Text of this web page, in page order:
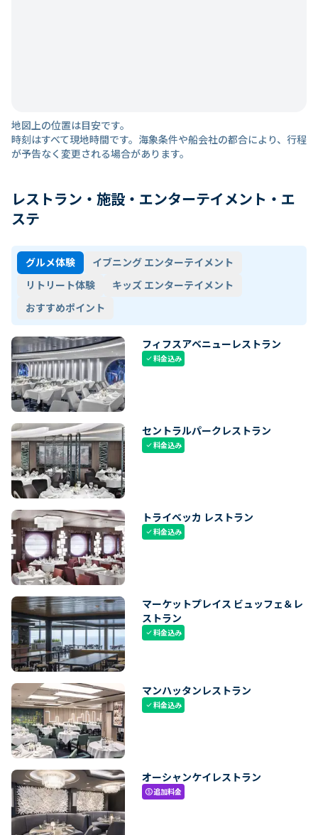
地図上の位置は目安です。
時刻はすべて現地時間です。海象条件や船会社の都合により、行程
が予告なく変更される場合があります。
レストラン・施設・エンターテイメント・エ
ステ
グルメ体験
イブニング エンターテイメント
リトリート体験
キッズ エンターテイメント
おすすめポイント
フィフスアベニューレストラン
check料金込み
セントラルパークレストラン
check料金込み
トライベッカ レストラン
check料金込み
マーケットプレイス ビュッフェ＆レ
ストラン
check料金込み
マンハッタンレストラン
check料金込み
オーシャンケイレストラン
paid追加料金